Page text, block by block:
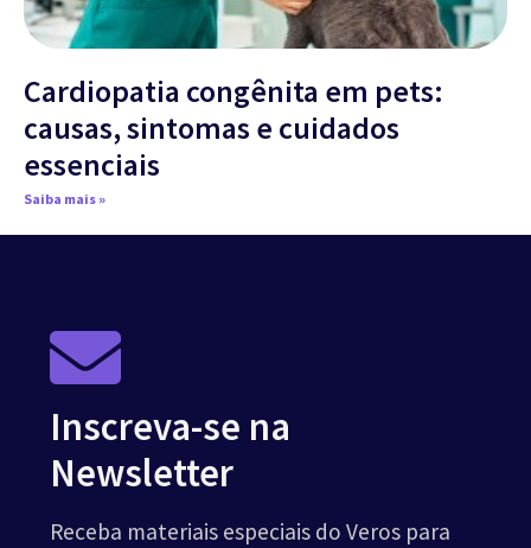
Cardiopatia congênita em pets:
causas, sintomas e cuidados
essenciais
Saiba mais »
Inscreva-se na
Newsletter
Receba materiais especiais do Veros para